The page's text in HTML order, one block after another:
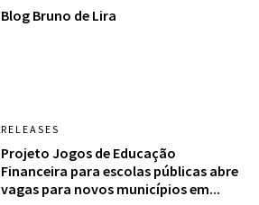
Blog Bruno de Lira
RELEASES
Projeto Jogos de Educação
Financeira para escolas públicas abre
vagas para novos municípios em...